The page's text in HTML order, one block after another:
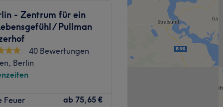
Kunde wohl und gut
die Zeit nimmt, um die
und
erhalten. Hier
gesprochen.
erwartet dich bei
vom hektischen Alltag.
- Zentrum für ein
/ Pullman
40 Bewertungen
Berlin
Feuer
ab 75,65 €